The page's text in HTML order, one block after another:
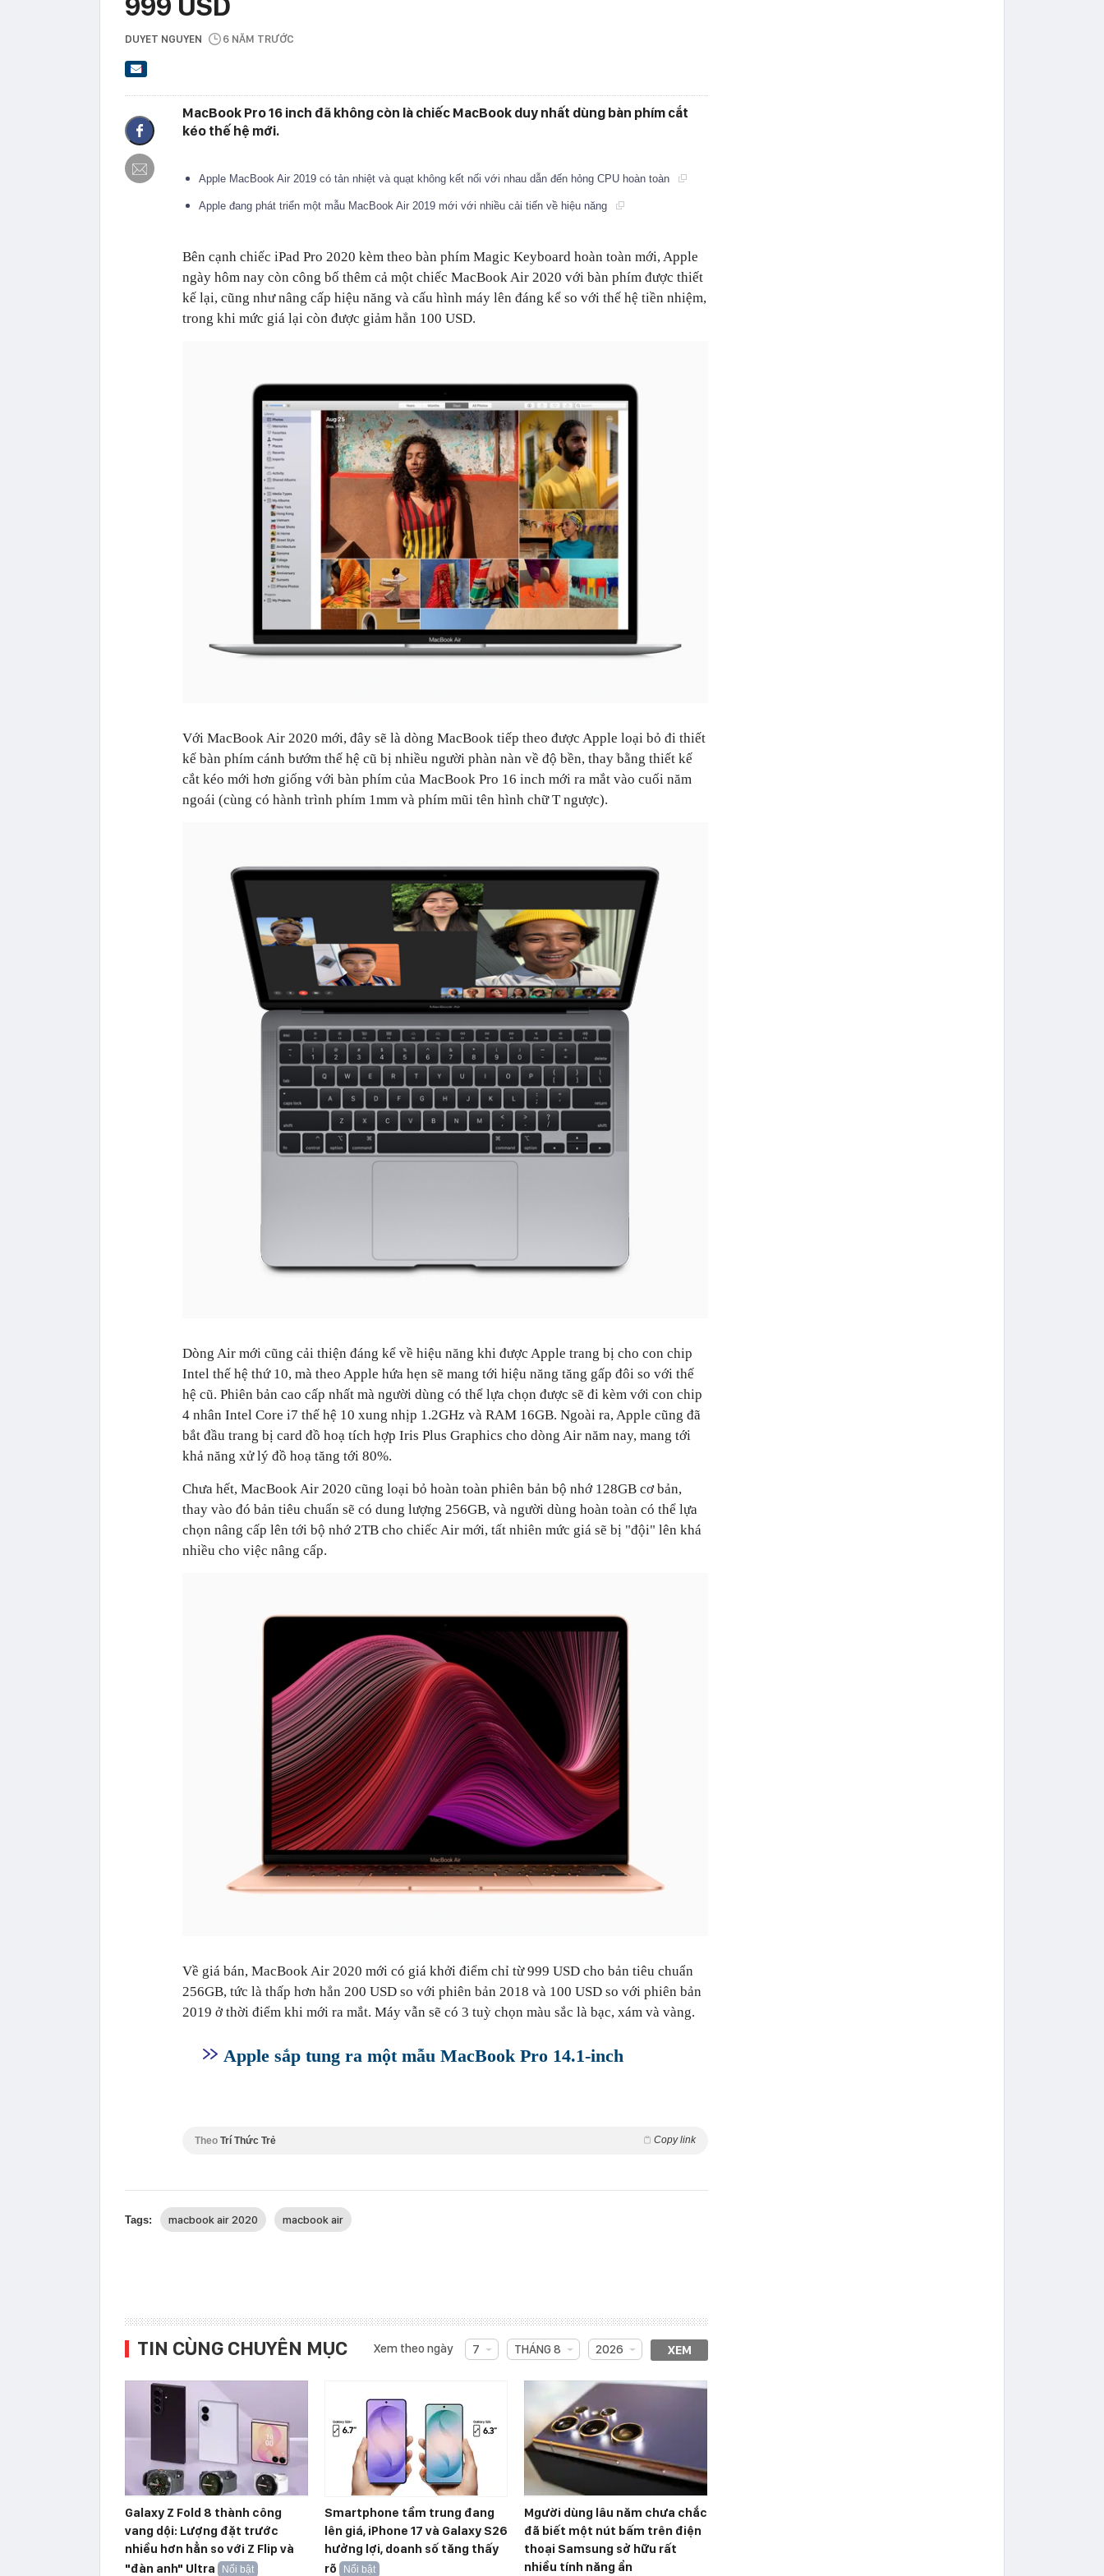
DUYET NGUYEN 6 NĂM TRƯỚC
MacBook Pro 16 inch đã không còn là chiếc MacBook duy nhất dùng bàn phím cắt
kéo thế hệ mới.
Apple MacBook Air 2019 có tản nhiệt và quạt không kết nối với nhau dẫn đến hỏng CPU hoàn toàn
Apple đang phát triển một mẫu MacBook Air 2019 mới với nhiều cải tiến về hiệu năng
Bên cạnh chiếc iPad Pro 2020 kèm theo bàn phím Magic Keyboard hoàn toàn mới, Apple
ngày hôm nay còn công bố thêm cả một chiếc MacBook Air 2020 với bàn phím được thiết
kế lại, cũng như nâng cấp hiệu năng và cấu hình máy lên đáng kể so với thế hệ tiền nhiệm,
trong khi mức giá lại còn được giảm hẳn 100 USD.
Với MacBook Air 2020 mới, đây sẽ là dòng MacBook tiếp theo được Apple loại bỏ đi thiết
kế bàn phím cánh bướm thế hệ cũ bị nhiều người phàn nàn về độ bền, thay bằng thiết kế
cắt kéo mới hơn giống với bàn phím của MacBook Pro 16 inch mới ra mắt vào cuối năm
ngoái (cùng có hành trình phím 1mm và phím mũi tên hình chữ T ngược).
Dòng Air mới cũng cải thiện đáng kể về hiệu năng khi được Apple trang bị cho con chip
Intel thế hệ thứ 10, mà theo Apple hứa hẹn sẽ mang tới hiệu năng tăng gấp đôi so với thế
hệ cũ. Phiên bản cao cấp nhất mà người dùng có thể lựa chọn được sẽ đi kèm với con chip
4 nhân Intel Core i7 thế hệ 10 xung nhịp 1.2GHz và RAM 16GB. Ngoài ra, Apple cũng đã
bắt đầu trang bị card đồ hoạ tích hợp Iris Plus Graphics cho dòng Air năm nay, mang tới
khả năng xử lý đồ hoạ tăng tới 80%.
Chưa hết, MacBook Air 2020 cũng loại bỏ hoàn toàn phiên bản bộ nhớ 128GB cơ bản,
thay vào đó bản tiêu chuẩn sẽ có dung lượng 256GB, và người dùng hoàn toàn có thể lựa
chọn nâng cấp lên tới bộ nhớ 2TB cho chiếc Air mới, tất nhiên mức giá sẽ bị "đội" lên khá
nhiều cho việc nâng cấp.
Về giá bán, MacBook Air 2020 mới có giá khởi điểm chỉ từ 999 USD cho bản tiêu chuẩn
256GB, tức là thấp hơn hẳn 200 USD so với phiên bản 2018 và 100 USD so với phiên bản
2019 ở thời điểm khi mới ra mắt. Máy vẫn sẽ có 3 tuỳ chọn màu sắc là bạc, xám và vàng.
Apple sắp tung ra một mẫu MacBook Pro 14.1-inch
Theo Trí Thức Trẻ Copy link
Tags: macbook air 2020 macbook air
TIN CÙNG CHUYÊN MỤC Xem theo ngày 7 THÁNG 8 2026 XEM
Galaxy Z Fold 8 thành công
vang dội: Lượng đặt trước
nhiều hơn hẳn so với Z Flip và
Smartphone tầm trung đang
lên giá, iPhone 17 và Galaxy S26
hưởng lợi, doanh số tăng thấy
Mgười dùng lâu năm chưa chắc
đã biết một nút bấm trên điện
thoại Samsung sở hữu rất